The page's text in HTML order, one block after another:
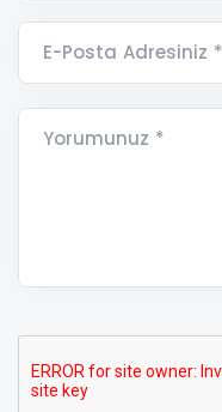
E-Posta Adresiniz *
Yorumunuz *